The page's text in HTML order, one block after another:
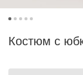
оплата
Костюм с